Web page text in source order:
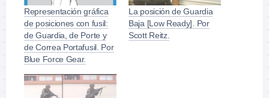
Representación gráfica
de posiciones con fusil:
de Guardia, de Porte y
de Correa Portafusil. Por
Blue Force Gear.
La posición de Guardia
Baja [Low Ready]. Por
Scott Reitz.